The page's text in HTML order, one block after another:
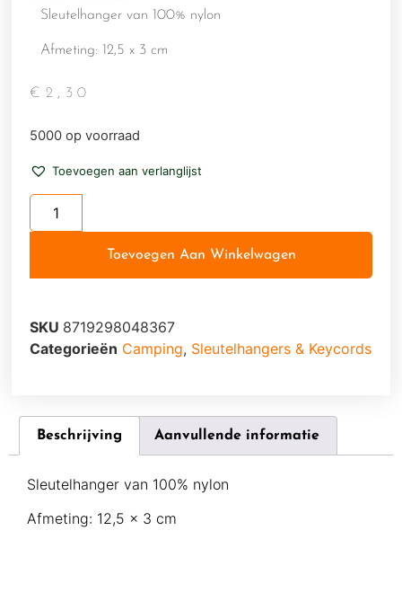
Sleutelhanger van 100% nylon
Afmeting: 12,5 x 3 cm
€ 2,30
5000 op voorraad
Toevoegen aan verlanglijst
Toevoegen Aan Winkelwagen
SKU 8719298048367
Categorieën Camping, Sleutelhangers & Keycords
Beschrijving Aanvullende informatie
Sleutelhanger van 100% nylon
Afmeting: 12,5 x 3 cm